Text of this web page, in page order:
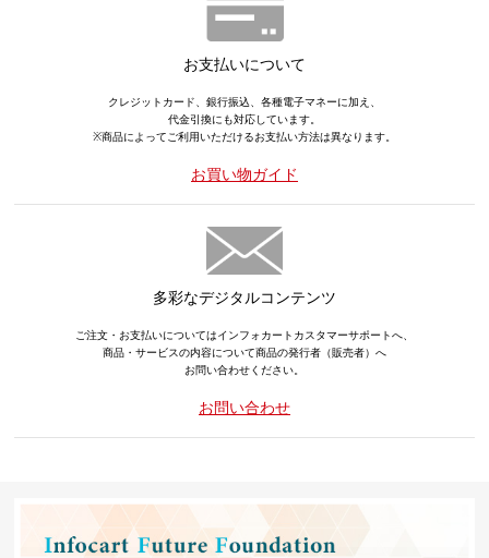
お支払いについて
クレジットカード、銀行振込、各種電子マネーに加え、
代金引換にも対応しています。
※商品によってご利用いただけるお支払い方法は異なります。
お買い物ガイド
多彩なデジタルコンテンツ
ご注文・お支払いについてはインフォカートカスタマーサポートへ、
商品・サービスの内容について商品の発行者（販売者）へ
お問い合わせください。
お問い合わせ